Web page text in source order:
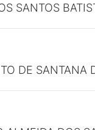
SANTOS
DE SANTANA